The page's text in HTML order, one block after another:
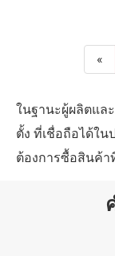
«
ในฐานะผู้ผลิตแล
ตั้ง ที่เชื่อถือได้ใน
ต้องการซื้อสินค้